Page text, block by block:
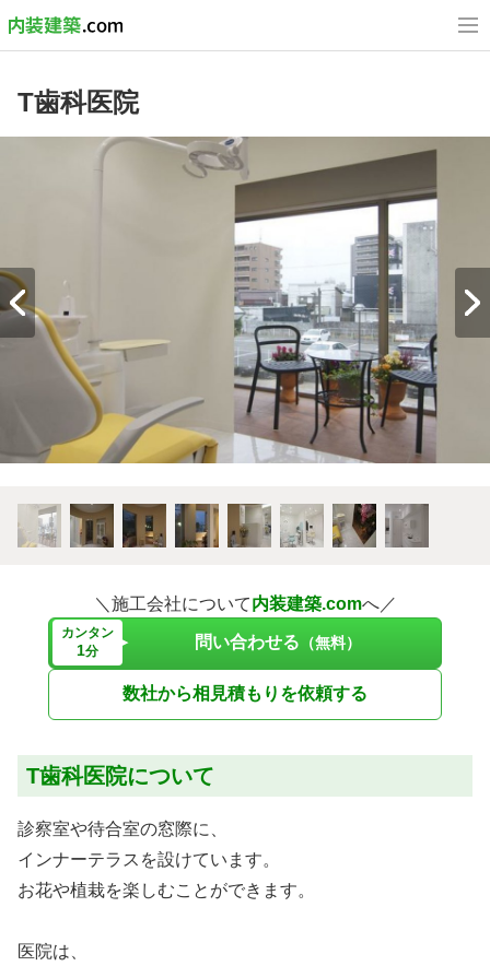
T歯科医院
＼施工会社について内装建築.comへ／
カンタン
1分 問い合わせる （無料）
数社から相見積もりを依頼する
T歯科医院について
診察室や待合室の窓際に、
インナーテラスを設けています。
お花や植栽を楽しむことができます。
医院は、